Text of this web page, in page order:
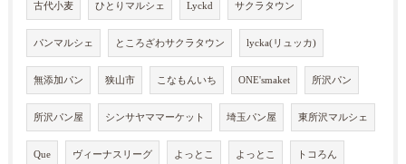
古代小麦 ひとりマルシェ Lyckd サクラタウン
パンマルシェ ところざわサクラタウン lycka(リュッカ)
無添加パン 狭山市 こなもんいち ONE'smaket 所沢パン
所沢パン屋 シンサヤママーケット 埼玉パン屋 東所沢マルシェ
Que ヴィーナスリーグ よっとこ よっとこ トコろん